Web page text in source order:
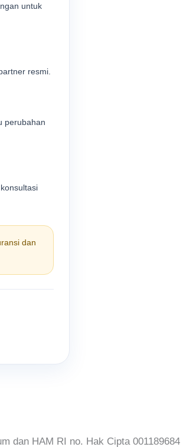
untuk
resmi.
perubahan
dan
dan HAM RI no. Hak Cipta 001189684